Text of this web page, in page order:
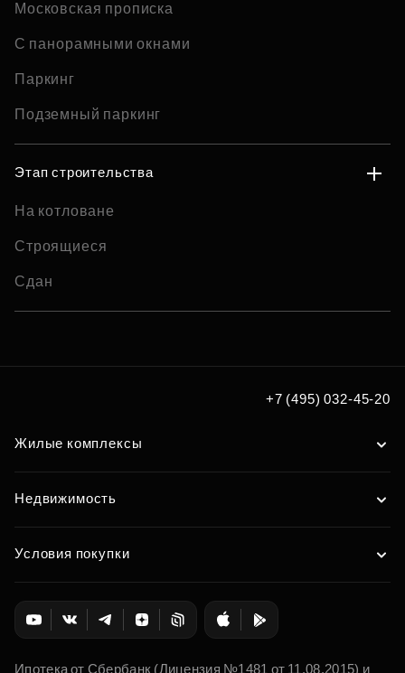
Московская прописка
С панорамными окнами
Паркинг
Подземный паркинг
Этап строительства
На котловане
Строящиеся
Сдан
+7 (495) 032-45-20
Жилые комплексы
Недвижимость
Условия покупки
Ипотека от Сбербанк (Лицензия №1481 от 11.08.2015) и